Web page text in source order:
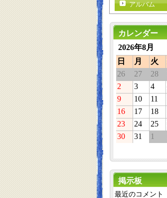
アルバム
カレンダー
2026年8月
日
月 火
26
27 28
2
3 4
9
10 11
16
17 18
23
24 25
30
31 1
掲示板
最近のコメント